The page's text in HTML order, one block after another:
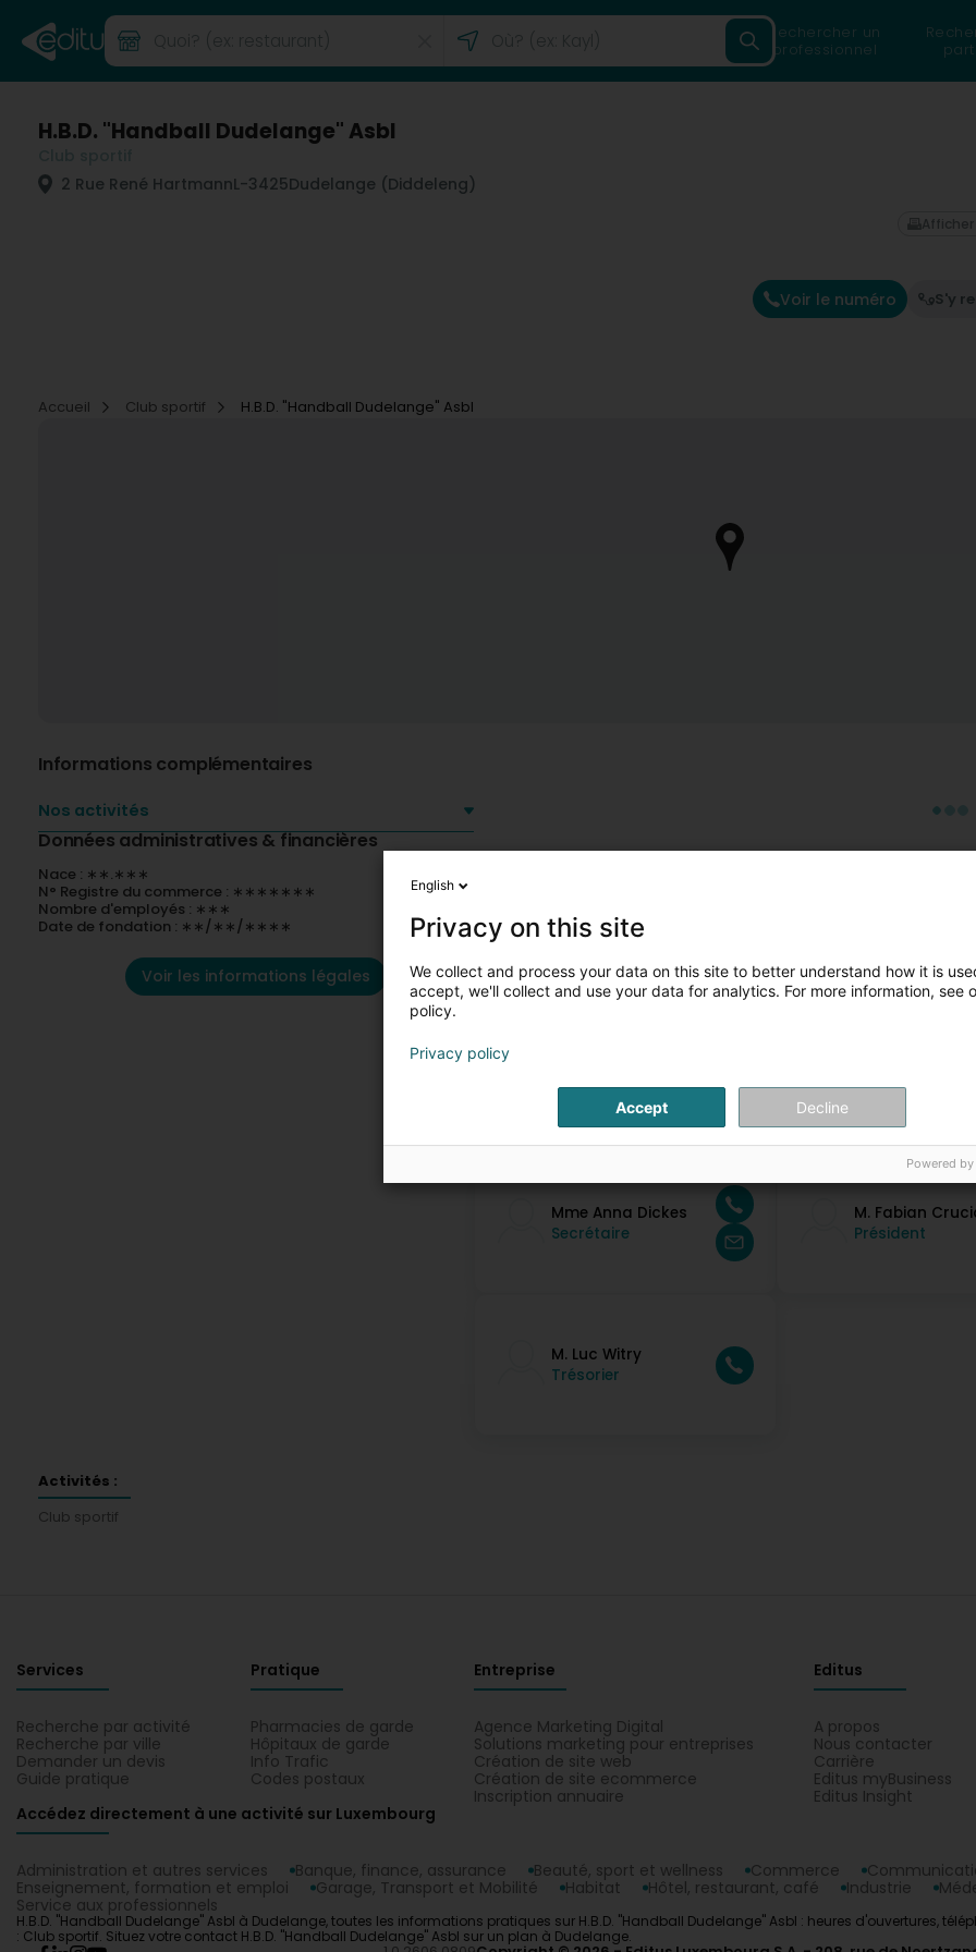
Rechercher un
professionnel
H.B.D. "Handball Dudelange" Asbl
2 Rue René HartmannL-3425Dudelange (Diddeleng)
Voir le numéro S'y
Afficher
Accueil
Club sportif H.B.D. "Handball Dudelange" Asbl
Informations complémentaires
Nos activités
Données administratives & financières
Nace : ∗∗.∗∗∗
N° Registre du commerce : ∗∗∗∗∗∗∗
Nombre d'employés : ∗∗∗
Date de fondation : ∗∗/∗∗/∗∗∗∗
Voir les informations légales
Personnes de contact
Mme Anna Dickes
Secrétaire
M. Fabian
Président
M. Luc Witry
Trésorier
Activités :
Club sportif
Services
Recherche par activité
Recherche par ville
Demander un devis
Guide pratique
Pratique
Pharmacies de garde
Hôpitaux de garde
Info Trafic
Codes postaux
Entreprise
Agence Marketing Digital
Solutions marketing pour entreprises
Création de site web
Création de site ecommerce
Inscription annuaire
Editus
A propos
Nous contacter
Carrière
Editus myBusiness
Editus Insight
Accédez directement à une activité sur Luxembourg
Administration et autres services Banque, finance, assurance Beauté, sport et wellness Commerce
Enseignement, formation et emploi
Garage, Transport et Mobilité Habitat Hôtel, restaurant, café Industrie
Service aux professionnels
H.B.D. "Handball Dudelange" Asbl à Dudelange, toutes les informations pratiques sur H.B.D. "Handball Dudelange" Asbl : heures d'ouvertures,
: Club sportif. Situez votre contact H.B.D. "Handball Dudelange" Asbl sur un plan à Dudelange.
English
Privacy on this site
We collect and process your data on this site to better understand how it is
accept, we'll collect and use your data for analytics. For more information, see
policy.
Privacy policy
Accept Decline
Powered by